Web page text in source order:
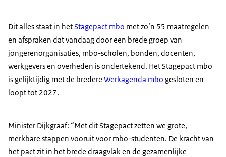
Dit alles staat in hetStagepact mbo met zo’n 55 maatregelen
en afspraken dat vandaag door een brede groep van
jongerenorganisaties, mbo-scholen, bonden, docenten,
werkgevers en overheden is ondertekend. Het Stagepact mbo
is gelijktijdig met de bredere Werkagenda mbo gesloten en
loopt tot 2027.
Minister Dijkgraaf: “Met dit Stagepact zetten we grote,
merkbare stappen vooruit voor mbo-studenten. De kracht van
het pact zit in het brede draagvlak en de gezamenlijke